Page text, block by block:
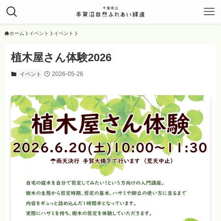
ホーム イベント イベント
植木屋さん体験2026
イベント 2026-05-26